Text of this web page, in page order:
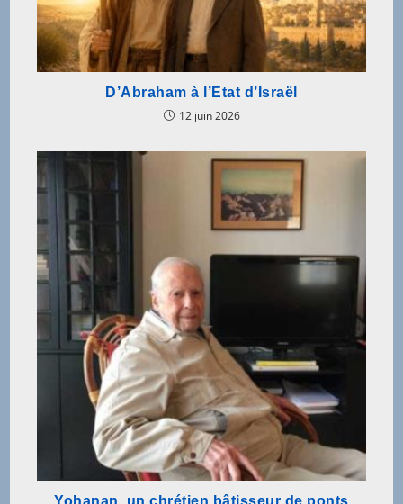
D’Abraham à l’Etat d’Israël
12 juin 2026
Yohanan, un chrétien bâtisseur de ponts